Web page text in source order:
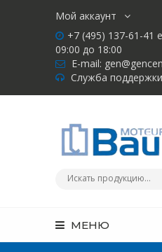
Мой аккаунт
+7 (495) 137-61-41
09:00 до 18:00
E-mail:
Служба
МЕНЮ